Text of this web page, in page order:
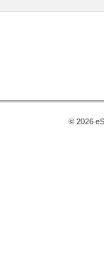
© 2026